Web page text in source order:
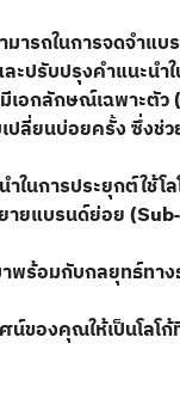
มารถในการจดจำแ
ปรับปรุงคำแนะนำ
เอกลักษณ์เฉพาะตั
ปลี่ยนบ่อยครั้ง ซึ่งช่
นการประยุกต์ใช้โ
ายแบรนด์ย่อย
ร้อมกับกลยุทธ์ทา
ของคุณให้เป็นโลโก้